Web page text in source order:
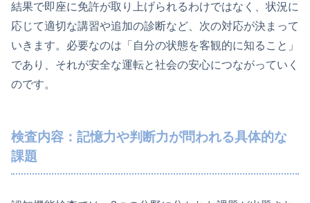
結果で即座に免許が取り上げられるわけではなく、状況に
応じて適切な講習や追加の診断など、次の対応が決まって
いきます。必要なのは「自分の状態を客観的に知ること」
であり、それが安全な運転と社会の安心につながっていく
のです。
検査内容：記憶力や判断力が問われる具体的な
課題